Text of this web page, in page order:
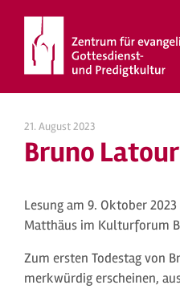
springen
21. August 2023
Bruno
Lesung am 9. Oktober
Matthäus im Kulturforum
Zum ersten Todestag von
merkwürdig erscheinen,